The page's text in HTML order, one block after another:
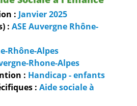
: Janvier2025
: ASE Auvergne Rhône-
Rhône-Alpes
Rhone-Alpes
: Handicap - enfants
: Aide sociale à